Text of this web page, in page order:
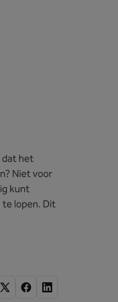
dat het
Niet voor
kunt
lopen. Dit